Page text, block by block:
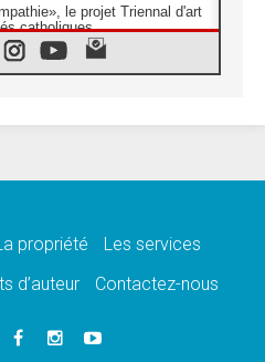
le projet Triennal d'art
catholiques
la parole aux religieuses
et mémoire nationale
par l'empathie» estime
propriété
Les services
d’auteur Contactez-nous